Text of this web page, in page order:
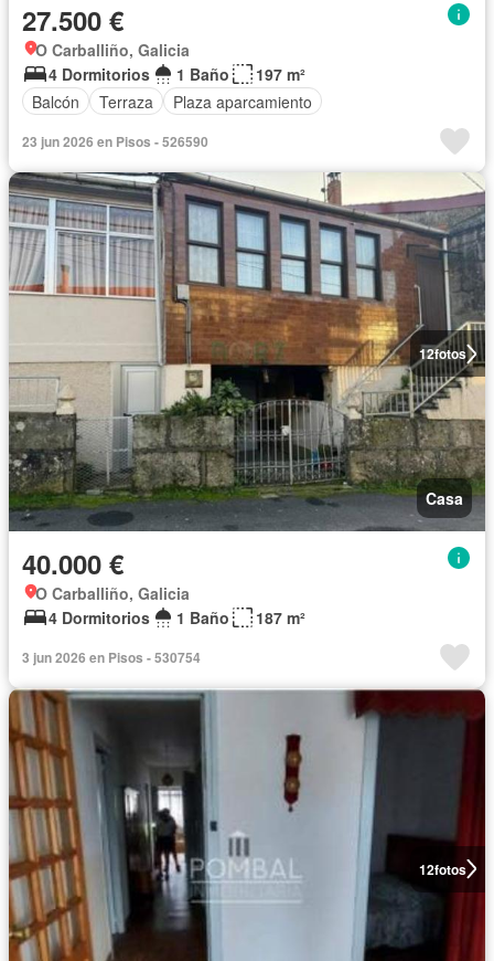
27.500 €
O Carballiño, Galicia
4 Dormitorios
1 Baño
197 m²
Balcón
Terraza Plaza aparcamiento
23 jun 2026 en Pisos - 526590
12fotos
Casa
40.000 €
O Carballiño, Galicia
4 Dormitorios
1 Baño 187 m²
3 jun 2026 en Pisos - 530754
12fotos